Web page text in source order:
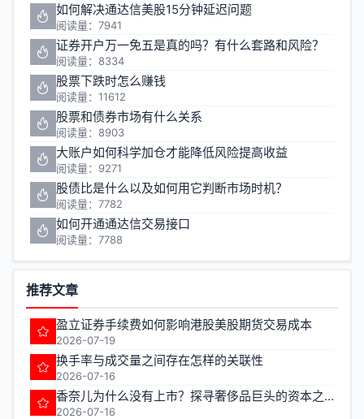
如何解决通达信美股15分钟延迟问题
阅读量：7941
证券开户万一免五是真的吗？有什么套路和风险？
阅读量：8334
股票下跌时怎么赚钱
阅读量：11612
股票和债券市场有什么关系
阅读量：8903
大账户如何科学加仓才能降低风险提高收益
阅读量：9271
股债比是什么以及如何用它判断市场时机？
阅读量：7782
如何开通通达信交易接口
阅读量：7788
推荐文章
盈立证券手续费如何影响港股美股期货交易成本
2026-07-19
换手率与成交量之间存在怎样的关联性
2026-07-16
香奈儿为什么没有上市？探寻奢侈品巨头的资本之路
2026-07-16